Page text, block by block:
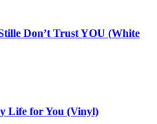
Don’t Trust YOU (White
Life for You (Vinyl)